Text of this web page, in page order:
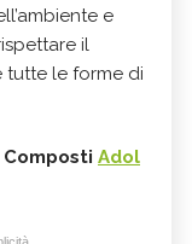
e
il
tutte le forme di
Composti Adol